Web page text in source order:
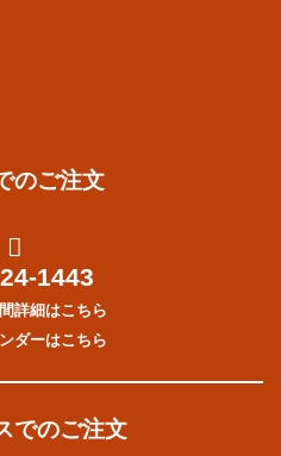
のご注文
1443
詳細はこちら
ダーはこちら
でのご注文